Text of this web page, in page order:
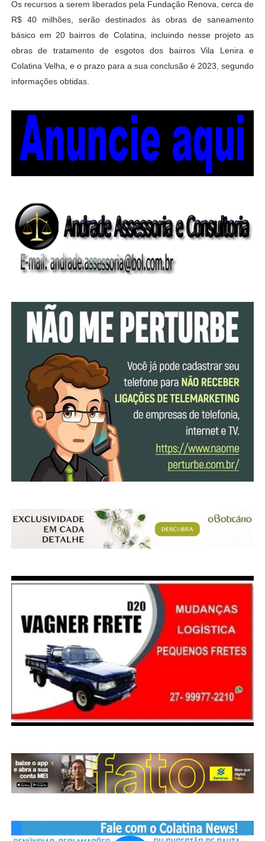
Os recursos a serem liberados pela Fundação Renova, cerca de
R$ 40 milhões, serão destinados às obras de saneamento
básico em 20 bairros de Colatina, incluindo nesse projeto as
obras de tratamento de esgotos dos bairros Vila Lenira e
Colatina Velha, e o prazo para a sua conclusão é 2023, segundo
informações obtidas.